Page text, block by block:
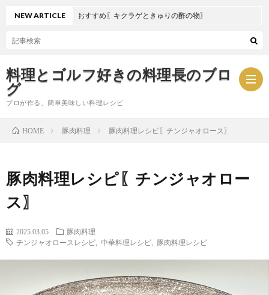
料理とゴルフ好きの料理長のブロ
グ
プロが作る、簡単美味しい料理レシピ
NEW ARTICLE夏におすすめ〖キクラゲときゅりの酢の物〗
HOME 豚肉料理 豚肉料理レシピ〖チンジャオロース〗
豚肉料理レシピ〖チンジャオロー
ス〗
2025.03.05
豚肉料理
チンジャオロースレシピ
中華料理レシピ 豚肉料理レシピ